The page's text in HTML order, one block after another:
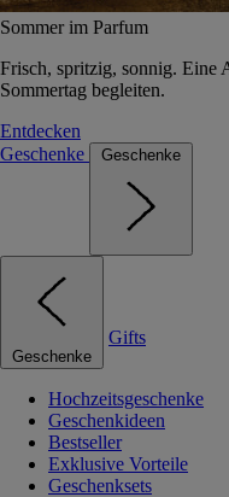
Sommer im Parfum
Frisch, spritzig, sonnig. Eine
Sommertag begleiten.
Entdecken
Geschenke
Geschenke
Geschenke
Gifts
Hochzeitsgeschenke
Geschenkideen
Bestseller
Exklusive Vorteile
Geschenksets